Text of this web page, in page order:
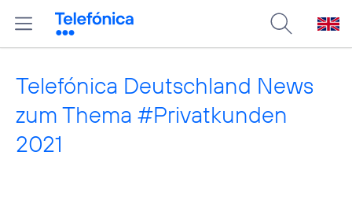
Telefónica Deutschland News
zum Thema #Privatkunden
2021